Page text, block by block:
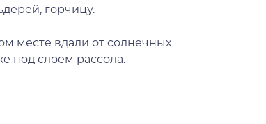
горчицу.
месте вдали от солнечных
под слоем рассола.